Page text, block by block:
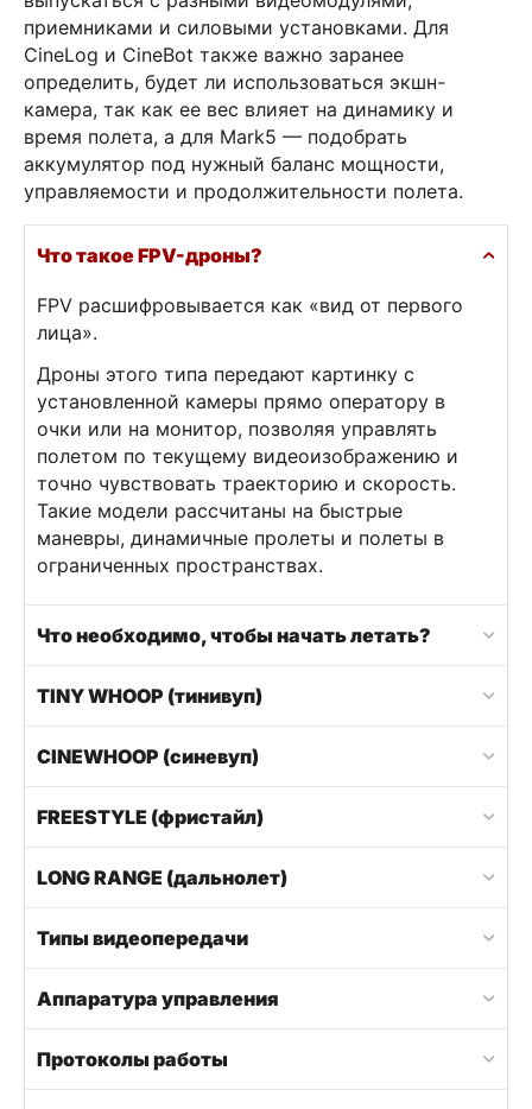
приемниками и силовыми установками. Для
CineLog и CineBot также важно заранее
определить, будет ли использоваться экшн-
камера, так как ее вес влияет на динамику и
время полета, а для Mark5 — подобрать
аккумулятор под нужный баланс мощности,
управляемости и продолжительности полета.
Что такое FPV-дроны?
FPV расшифровывается как «вид от первого
лица».
Дроны этого типа передают картинку с
установленной камеры прямо оператору в
очки или на монитор, позволяя управлять
полетом по текущему видеоизображению и
точно чувствовать траекторию и скорость.
Такие модели рассчитаны на быстрые
маневры, динамичные пролеты и полеты в
ограниченных пространствах.
Что необходимо, чтобы начать летать?
TINY WHOOP (тинивуп)
CINEWHOOP (синевуп)
FREESTYLE (фристайл)
LONG RANGE (дальнолет)
Типы видеопередачи
Аппаратура управления
Протоколы работы